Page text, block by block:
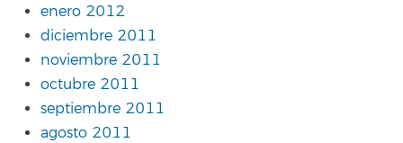
enero 2012
diciembre 2011
noviembre 2011
octubre 2011
septiembre 2011
agosto 2011